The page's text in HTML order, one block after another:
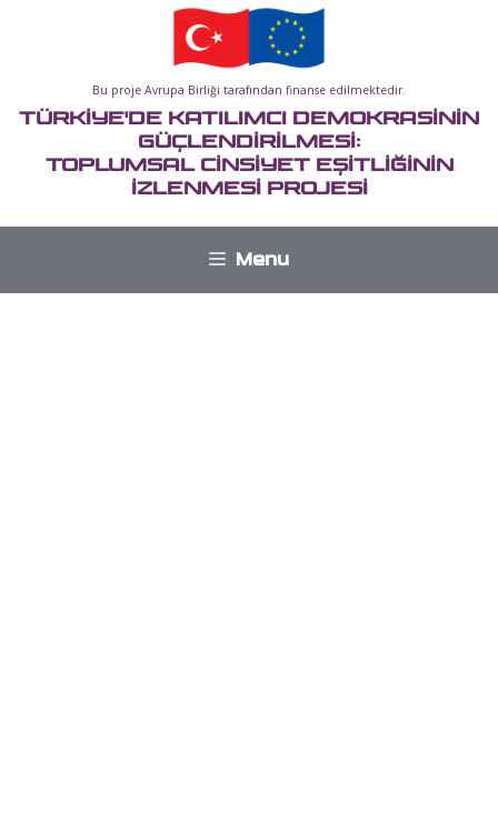
Bu proje Avrupa Birliği tarafından finanse edilmektedir.
TÜRKİYE'DE KATILIMCI DEMOKRASİNİN
GÜÇLENDİRİLMESİ:
TOPLUMSAL CİNSİYET EŞİTLİĞİNİN
İZLENMESİ PROJESİ
Menu